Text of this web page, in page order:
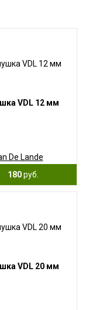
VDL 12 мм
De Lande
180руб.
VDL 20 мм